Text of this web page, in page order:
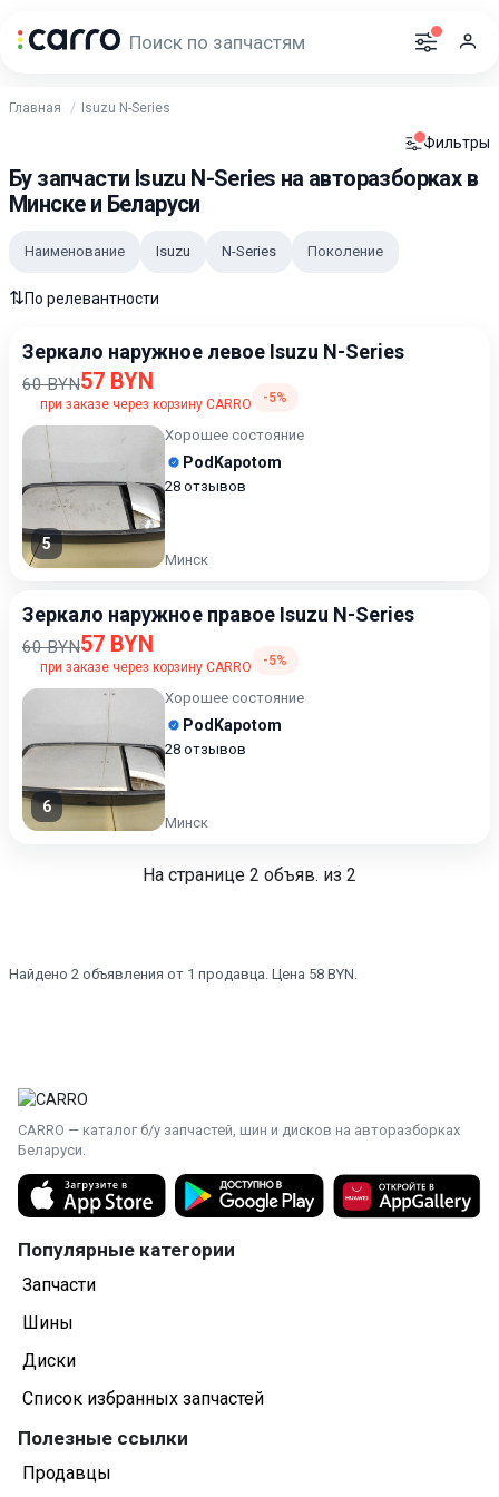
Главная Isuzu N-Series
Фильтры
Бу запчасти Isuzu N-Series на авторазборках в
Минске и Беларуси
Наименование Isuzu N-Series Поколение
⇅По релевантности
Зеркало наружное левое Isuzu N-Series
60 BYN57 BYN
при заказе через корзину CARRO -5%
5
Хорошее состояние
PodKapotom
28 отзывов
Минск
Зеркало наружное правое Isuzu N-Series
60 BYN57 BYN
при заказе через корзину CARRO -5%
6
Хорошее состояние
PodKapotom
28 отзывов
Минск
На странице 2 объяв. из 2
Найдено 2 объявления от 1 продавца. Цена 58 BYN.
CARRO — каталог б/у запчастей, шин и дисков на авторазборках
Беларуси.
Популярные категории
Запчасти
Шины
Диски
Список избранных запчастей
Полезные ссылки
Продавцы